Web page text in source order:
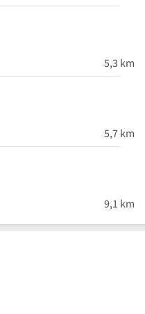
5,3 km
5,7 km
9,1 km